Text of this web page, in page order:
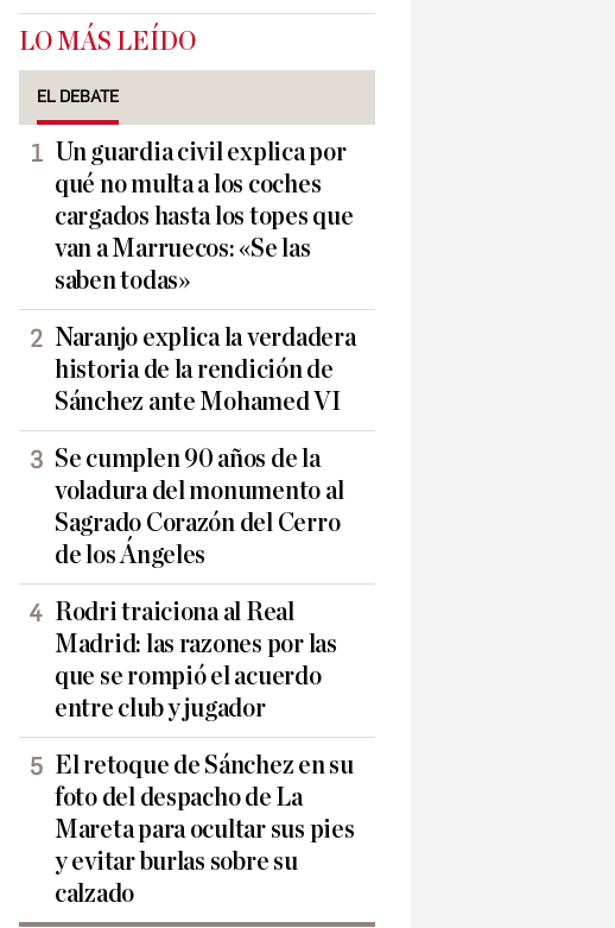
LO MÁS LEÍDO
EL DEBATE
Un guardia civil explica por
qué no multa a los coches
cargados hasta los topes que
van a Marruecos: «Se las
saben todas»
Naranjo explica la verdadera
historia de la rendición de
Sánchez ante Mohamed VI
Se cumplen 90 años de la
voladura del monumento al
Sagrado Corazón del Cerro
de los Ángeles
Rodri traiciona al Real
Madrid: las razones por las
que se rompió el acuerdo
entre club y jugador
El retoque de Sánchez en su
foto del despacho de La
Mareta para ocultar sus pies
y evitar burlas sobre su
calzado